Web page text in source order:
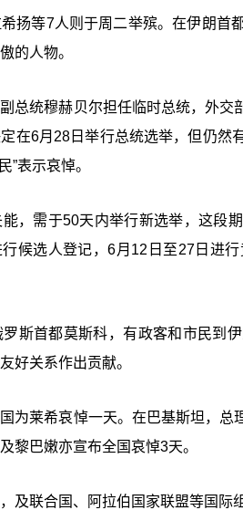
扬等7人则于周二举殡。在伊朗首
的人物。
总统穆赫贝尔担任临时总统，外
在6月28日举行总统选举，但仍然
”表示哀悼。
，需于50天内举行新选举，这段
候选人登记，6月12日至27日进
斯首都莫斯科，有政客和市民到
好关系作出贡献。
为莱希哀悼一天。在巴基斯坦，
黎巴嫩亦宣布全国哀悼3天。
及联合国、阿拉伯国家联盟等国际